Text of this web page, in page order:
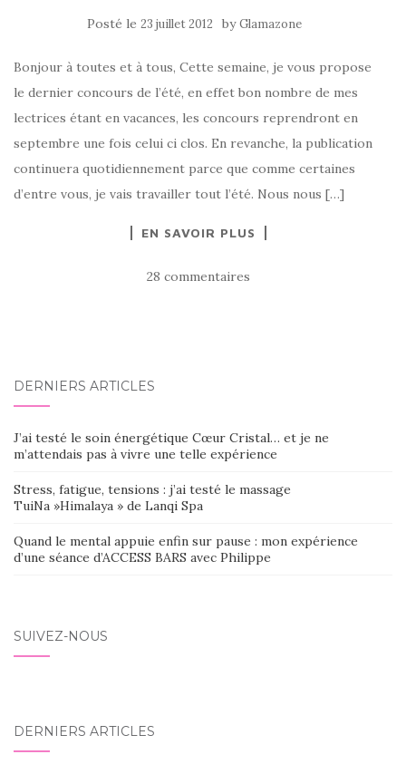
Posté le 23 juillet 2012 byGlamazone
Bonjour à toutes et à tous, Cette semaine, je vous propose
le dernier concours de l’été, en effet bon nombre de mes
lectrices étant en vacances, les concours reprendront en
septembre une fois celui ci clos. En revanche, la publication
continuera quotidiennement parce que comme certaines
d’entre vous, je vais travailler tout l’été. Nous nous […]
EN SAVOIR PLUS
28 commentaires
DERNIERS ARTICLES
J’ai testé le soin énergétique Cœur Cristal… et je ne
m’attendais pas à vivre une telle expérience
Stress, fatigue, tensions : j’ai testé le massage
TuiNa »Himalaya » de Lanqi Spa
Quand le mental appuie enfin sur pause : mon expérience
d’une séance d’ACCESS BARS avec Philippe
SUIVEZ-NOUS
DERNIERS ARTICLES